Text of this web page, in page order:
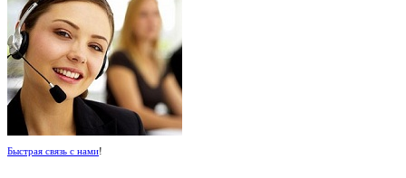
Быстрая связь с нами!